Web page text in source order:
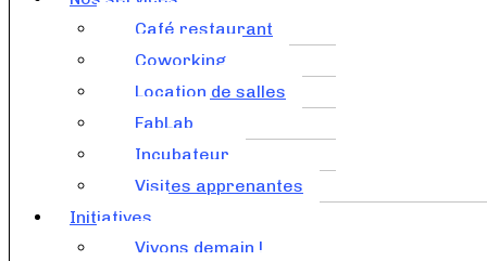
Café restaurant
Coworking
Location de salles
FabLab
Incubateur
Visites apprenantes
Initiatives
Vivons demain !